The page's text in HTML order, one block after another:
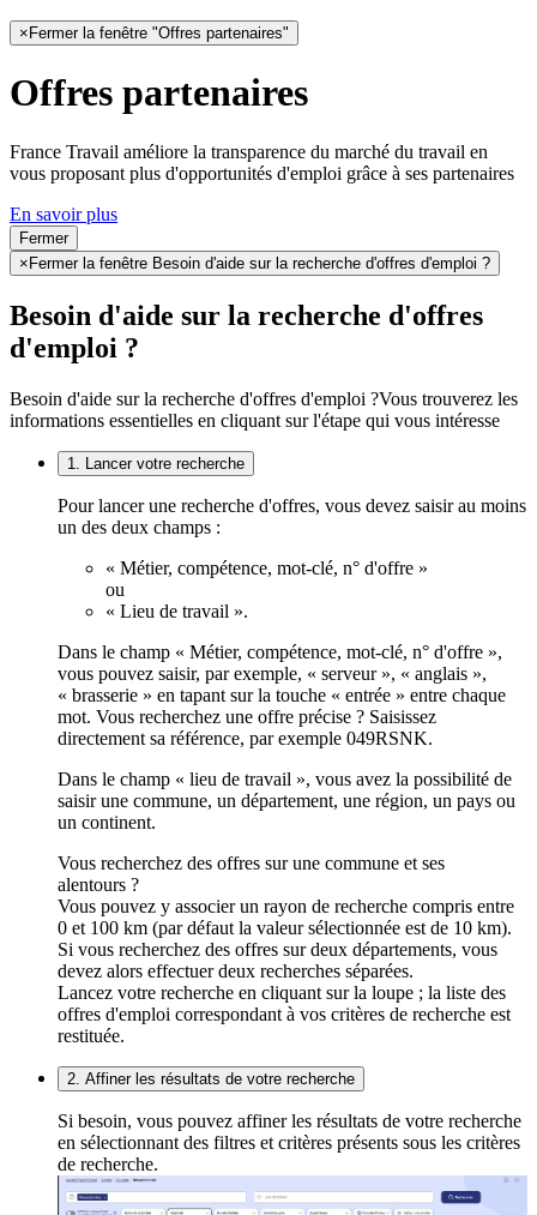
× Fermer la fenêtre "Offres partenaires"
Offres partenaires
France Travail améliore la transparence du marché du travail en
vous proposant plus d'opportunités d'emploi grâce à ses partenaires
En savoir plus
Fermer
× Fermer la fenêtre Besoin d'aide sur la recherche d'offres d'emploi ?
Besoin d'aide sur la recherche d'offres
d'emploi ?
Besoin d'aide sur la recherche d'offres d'emploi ?Vous trouverez les
informations essentielles en cliquant sur l'étape qui vous intéresse
1. Lancer votre recherche
Pour lancer une recherche d'offres, vous devez saisir au moins
un des deux champs :
« Métier, compétence, mot-clé, n° d'offre »
ou
« Lieu de travail ».
Dans le champ « Métier, compétence, mot-clé, n° d'offre »,
vous pouvez saisir, par exemple, « serveur », « anglais »,
« brasserie » en tapant sur la touche « entrée » entre chaque
mot. Vous recherchez une offre précise ? Saisissez
directement sa référence, par exemple 049RSNK.
Dans le champ « lieu de travail », vous avez la possibilité de
saisir une commune, un département, une région, un pays ou
un continent.
Vous recherchez des offres sur une commune et ses
alentours ?
Vous pouvez y associer un rayon de recherche compris entre
0 et 100 km (par défaut la valeur sélectionnée est de 10 km).
Si vous recherchez des offres sur deux départements, vous
devez alors effectuer deux recherches séparées.
Lancez votre recherche en cliquant sur la loupe ; la liste des
offres d'emploi correspondant à vos critères de recherche est
restituée.
2. Affiner les résultats de votre recherche
Si besoin, vous pouvez affiner les résultats de votre recherche
en sélectionnant des filtres et critères présents sous les critères
de recherche.